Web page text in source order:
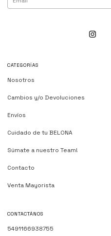
CATEGORÍAS
Nosotros
Cambios y/o Devoluciones
Envíos
Cuidado de tu BELONA
Súmate a nuestro Team!
Contacto
Venta Mayorista
CONTACTÁNOS
5491166938755